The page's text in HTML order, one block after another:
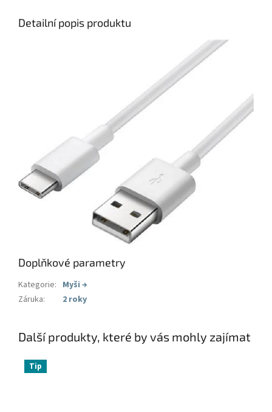
Detailní popis produktu
Doplňkové parametry
Kategorie: Myši →
Záruka: 2 roky
Další produkty, které by vás mohly zajímat
Tip